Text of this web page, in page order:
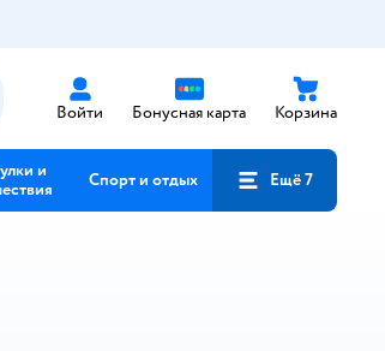
Войти Бонусная карта Корзина
и
Спорт и отдых Ещё 7